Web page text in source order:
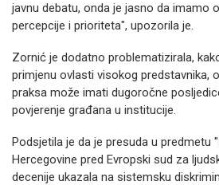
javnu debatu, onda je jasno da imamo
percepcije i prioriteta", upozorila je.
Zornić je dodatno problematizirala,
primjenu ovlasti visokog predstavnika,
praksa može imati dugoročne
povjerenje građana u institucije.
Podsjetila je da je presuda u predmetu
Hercegovine pred Evropski sud za
decenije ukazala na sistemsku